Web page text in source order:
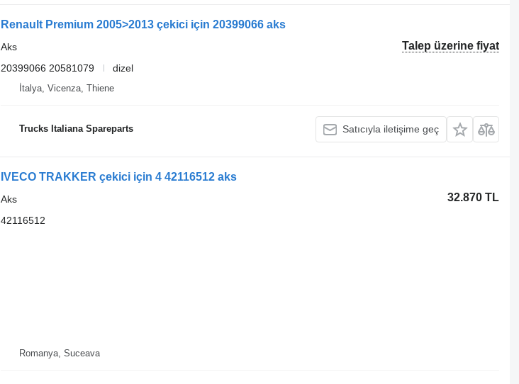
Renault Premium 2005>2013 çekici için 20399066 aks
Talep üzerine fiyat
Aks
20399066 20581079
dizel
İtalya, Vicenza, Thiene
Trucks Italiana Spareparts Satıcıyla iletişime geç
IVECO TRAKKER çekici için 4 42116512 aks
32.870 TL
Aks
42116512
Romanya, Suceava